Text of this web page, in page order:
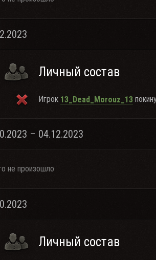
Личный состав
Игрок 13_Dead_Morouz_13
– 04.12.2023
не произошло
Личный состав